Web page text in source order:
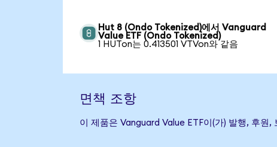
Hut 8 (Ondo Tokenized)에서 Vanguard
Value ETF (Ondo Tokenized)
1 HUTon는 0.413501 VTVon와 같음
면책 조항
이 제품은 Vanguard Value ETF이(가) 발행, 후원